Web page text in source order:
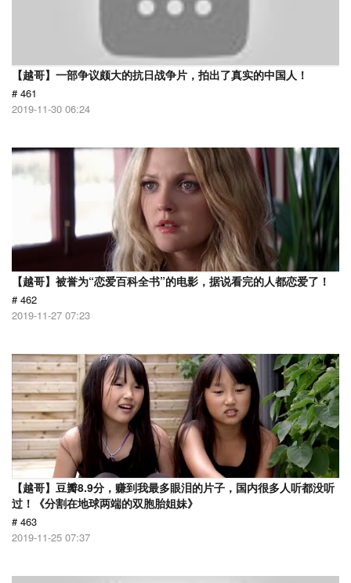
【越哥】一部争议颇大的抗日战争片，拍出了真实的中国人！
# 461
2019-11-30 06:24
【越哥】被誉为“恋爱百科全书”的电影，据说看完的人都恋爱了！
# 462
2019-11-27 07:23
【越哥】豆瓣8.9分，赚到我最多眼泪的片子，国内很多人听都没听
过！《分割在地球两端的双胞胎姐妹》
# 463
2019-11-25 07:37